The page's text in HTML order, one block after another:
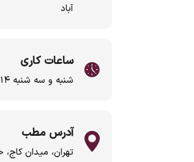
آباد
ساعات کاری
شنبه و سه شنبه ۱۴ الی ۱۷
آدرس مطب
تهران، میدان کاج،